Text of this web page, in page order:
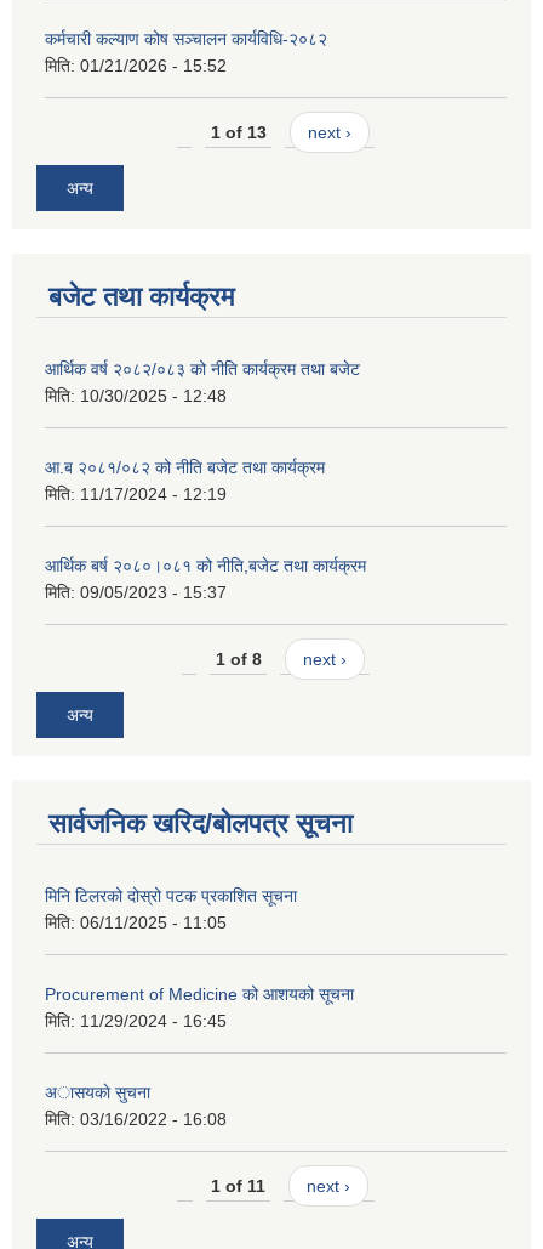
कर्मचारी कल्याण कोष सञ्चालन कार्यविधि-२०८२
मिति: 01/21/2026 - 15:52
1 of 13 next ›
अन्य
बजेट तथा कार्यक्रम
आर्थिक वर्ष २०८२/०८३ को नीति कार्यक्रम तथा बजेट
मिति: 10/30/2025 - 12:48
आ.ब २०८१/०८२ को नीति बजेट तथा कार्यक्रम
मिति: 11/17/2024 - 12:19
आर्थिक बर्ष २०८०।०८१ को नीति,बजेट तथा कार्यक्रम
मिति: 09/05/2023 - 15:37
1 of 8 next ›
अन्य
सार्वजनिक खरिद/बोलपत्र सूचना
मिनि टिलरको दोस्रो पटक प्रकाशित सूचना
मिति: 06/11/2025 - 11:05
Procurement of Medicine को आशयको सूचना
मिति: 11/29/2024 - 16:45
अासयकाे सुचना
मिति: 03/16/2022 - 16:08
1 of 11 next ›
अन्य